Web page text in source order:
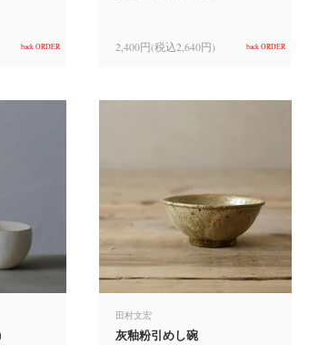
back ORDER 2,400円(税込2,640円) back ORDER
田村文宏
灰釉粉引めし碗